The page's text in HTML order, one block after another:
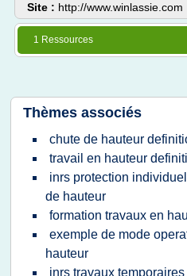
Site : http://www.winlassie.com
1 Ressources
Thèmes associés
chute de hauteur
travail en hauteur
inrs protection
de hauteur
formation travaux en
exemple de mode
hauteur
inrs travaux